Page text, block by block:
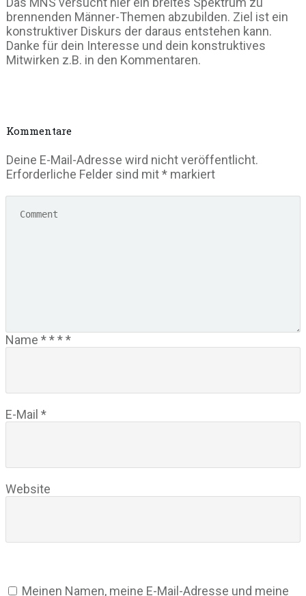
brennenden Männer-Themen abzubilden. Ziel ist ein
konstruktiver Diskurs der daraus entstehen kann.
Danke für dein Interesse und dein konstruktives
Mitwirken z.B. in den Kommentaren.
Kommentare
Deine E-Mail-Adresse wird nicht veröffentlicht.
Erforderliche Felder sind mit* markiert
Name ****
E-Mail *
Website
Meinen Namen, meine E-Mail-Adresse und meine